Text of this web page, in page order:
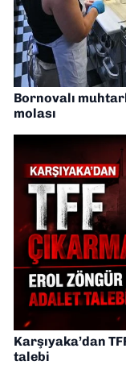
Bornovalı
molası
Karşıyaka’dan
talebi